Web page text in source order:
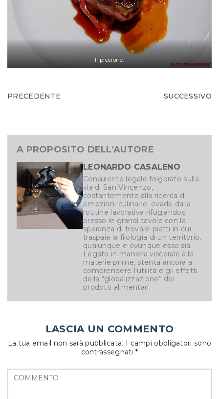
Il piccione.
PRECEDENTE SUCCESSIVO
A PROPOSITO DELL'AUTORE
LEONARDO CASALENO
Consulente legale folgorato sulla
via di San Vincenzo,
costantemente alla ricerca di
emozioni culinarie, evade dalla
routine lavorativa rifugiandosi
presso le grandi tavole con la
speranza di trovare piatti in cui
traspaia la filologia di un territorio,
qualunque e ovunque esso sia.
Legato in maniera viscerale alle
materie prime, stenta ancora a
comprendere l'utilità e gli effetti
della “globalizzazione” dei
prodotti alimentari.
LASCIA UN COMMENTO
La tua email non sarà pubblicata. I campi obbligatori sono
contrassegnati *